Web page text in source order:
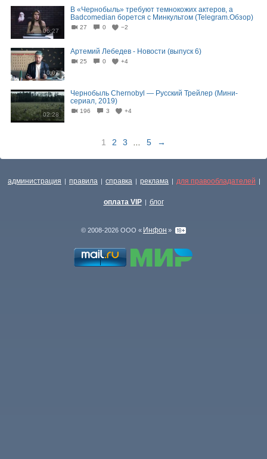
06:27
В «Чернобыль» требуют темнокожих актеров, а
Badcomedian борется с Минкультом (Telegram.Обзор)
27 0 −2
10:07
Артемий Лебедев - Новости (выпуск 6)
25 0 +4
02:28
Чернобыль Chernobyl — Русский Трейлер (Мини-
сериал, 2019)
196 3 +4
1 2 3 5 →
администрация | правила | справка | реклама | для правообладателей |
оплата VIP | блог
© 2008-2026 ООО « Инфон »